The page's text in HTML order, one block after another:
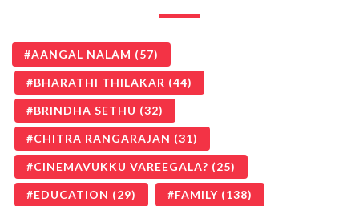
AANGAL NALAM (57)
BHARATHI THILAKAR (44)
BRINDHA SETHU (32)
CHITRA RANGARAJAN (31)
CINEMAVUKKU VAREEGALA? (25)
EDUCATION (29) FAMILY (138)